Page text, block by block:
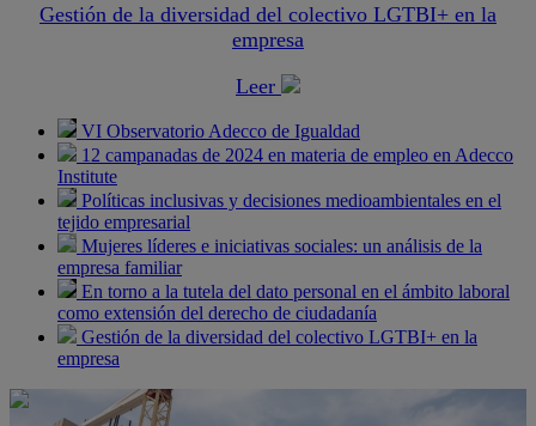
Gestión de la diversidad del colectivo LGTBI+ en la
empresa
Leer
VI Observatorio Adecco de Igualdad
12 campanadas de 2024 en materia de empleo en Adecco
Institute
Políticas inclusivas y decisiones medioambientales en el
tejido empresarial
Mujeres líderes e iniciativas sociales: un análisis de la
empresa familiar
En torno a la tutela del dato personal en el ámbito laboral
como extensión del derecho de ciudadanía
Gestión de la diversidad del colectivo LGTBI+ en la
empresa